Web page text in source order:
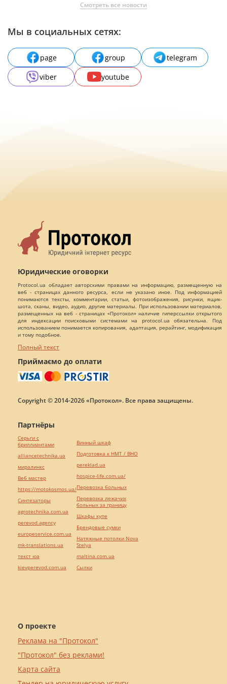
Смотреть все новости
Мы в социальных сетях:
page group
telegram
viber
youtube
Юридические оговорки
Protocol.ua обладает авторскими правами на информацию, размещенную на
веб - страницах данного ресурса, если не указано иное. Под информацией
понимаются тексты, комментарии, статьи, фотоизображения, рисунки, ящик-
шота, сканы, видео, аудио, другие материалы. При использовании материалов,
размещенных на веб - страницах «Протокол» наличие гиперссылки открытого
для индексации поисковыми системами на protocol.ua обязательна. Под
использованием понимается копирования, адаптация, рерайтинг, модификация
и тому подобное.
Полный текст
Приймаємо до оплати
Copyright © 2014-2026 «Протокол». Все права защищены.
О проекте
Реклама на "Протокол"
"Протокол" без реклами!
Карта сайта
Партнёры
Серьги с
бриллиантами
alliancetechnika.ua
миралинкс
Веб мастер
https://motokosmos.ua/
Синтезаторы
agrotechnika.com.ua
perevod.agency
europeservice.com.ua
mk-translations.ua
текст юа
kievperevod.com.ua
Винный шкаф
Подготовка к НМТ / ВНО
pereklad.ua
hospice-life.com.ua/
Перевозка больных
Перевозка лежачих
больных за границу
Шкафы купе
Брендовые сумки
Натяжные потолки Nova
Stelya
maltina.com.ua
Cылки